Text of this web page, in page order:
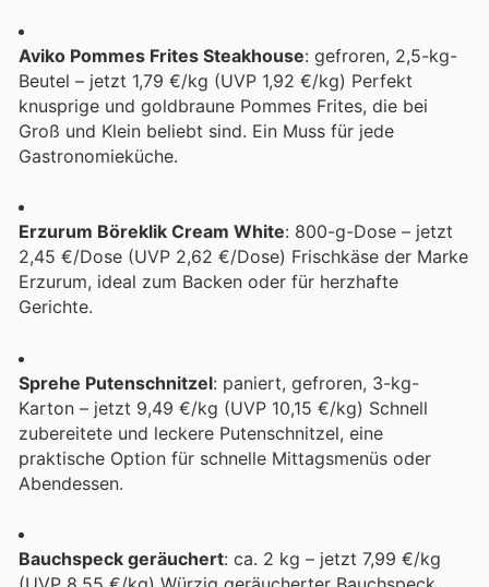
Aviko Pommes Frites Steakhouse: gefroren, 2,5-kg-
Beutel – jetzt 1,79 €/kg (UVP 1,92 €/kg) Perfekt
knusprige und goldbraune Pommes Frites, die bei
Groß und Klein beliebt sind. Ein Muss für jede
Gastronomieküche.
Erzurum Böreklik Cream White: 800-g-Dose – jetzt
2,45 €/Dose (UVP 2,62 €/Dose) Frischkäse der Marke
Erzurum, ideal zum Backen oder für herzhafte
Gerichte.
Sprehe Putenschnitzel: paniert, gefroren, 3-kg-
Karton – jetzt 9,49 €/kg (UVP 10,15 €/kg) Schnell
zubereitete und leckere Putenschnitzel, eine
praktische Option für schnelle Mittagsmenüs oder
Abendessen.
Bauchspeck geräuchert: ca. 2 kg – jetzt 7,99 €/kg